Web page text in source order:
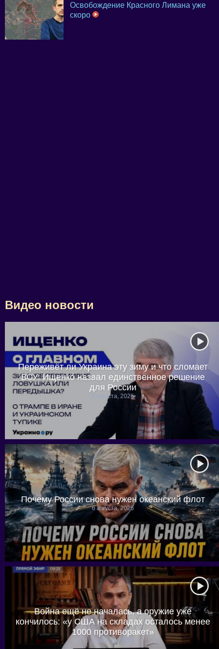
Освобождение Красного Лимана уже
скоро
Видео новости
Переживёт ли Украина эту зиму и что сломает
ВСУ: Ищенко назвал единственное решение
для России
6 августа, 2026
Почему России снова нужен океанский флот
6 августа, 2026
Война ещё не началась, а оружие уже
кончилось: «у США на складах осталось менее
1000 противоракет»
6 августа, 2026